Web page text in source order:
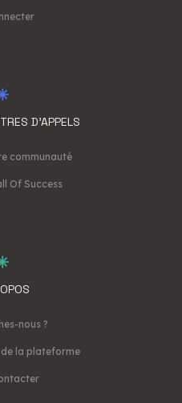
D'APPELS
communauté
Of Success
nous ?
la plateforme